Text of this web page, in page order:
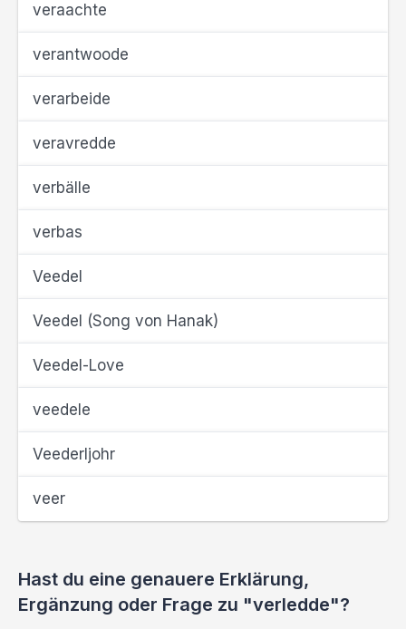
veraachte
verantwoode
verarbeide
veravredde
verbälle
verbas
Veedel
Veedel (Song von Hanak)
Veedel-Love
veedele
Veederljohr
veer
Hast du eine genauere Erklärung,
Ergänzung oder Frage zu "verledde"?